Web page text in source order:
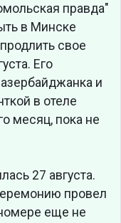
правда"
в Минске
свое
Его
и
в отеле
месяц, пока не
27 августа.
провел
еще не